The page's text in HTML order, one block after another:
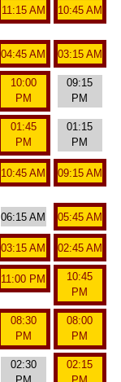
11:15 AM 10:45 AM
04:45 AM 03:15 AM
10:00
PM
09:15
PM
01:45
PM
01:15
PM
10:45 AM 09:15 AM
06:15 AM 05:45 AM
03:15 AM 02:45 AM
11:00 PM
10:45
PM
08:30
PM
08:00
PM
02:30
02:15